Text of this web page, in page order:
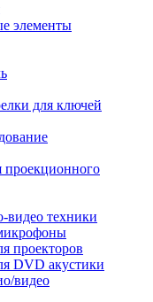
элементы
для ключей
проекционного
видео техники
проекторов
DVD акустики
видео